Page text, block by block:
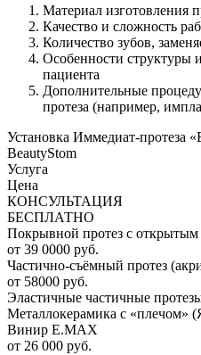
Материал изготовления
Качество и сложность
Количество зубов,
Особенности структуры
пациента
Дополнительные
протеза (например,
Установка Иммедиат-протеза
BeautyStom
Услуга
Цена
КОНСУЛЬТАЦИЯ
БЕСПЛАТНО
Покрывной протез с
от 39 0000 руб.
Частично-съёмный протез
от 58000 руб.
Эластичные частичные
Металлокерамика с «плечом»
Винир E.MAX
от 26 000 руб.